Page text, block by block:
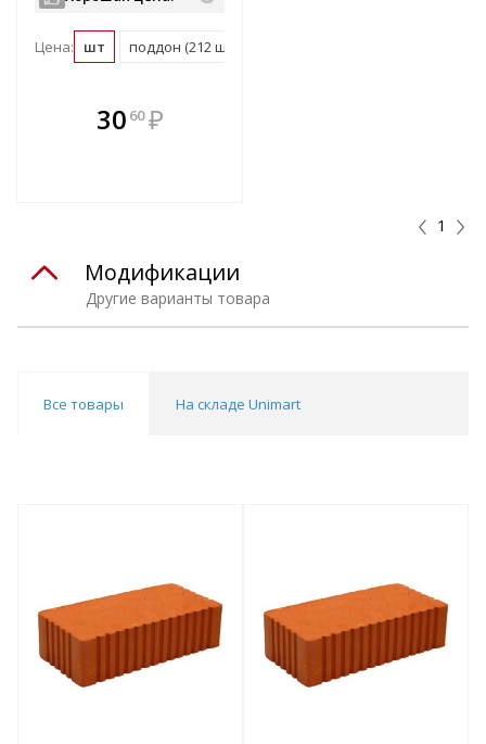
Цена: шт поддон (212 шт)
30 60 ₽
1
Другие варианты товара
Модификации
Все товары На складе Unimart